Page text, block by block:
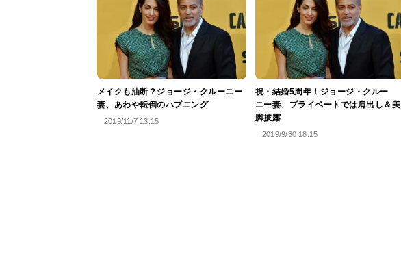
メイクも油断？ジョージ・クルーニー
妻、あわや転倒のハプニング
2019/11/7 13:15
祝・結婚5周年！ジョージ・クルー
ニー妻、プライベートでは肩出し＆美
脚披露
2019/9/30 18:15